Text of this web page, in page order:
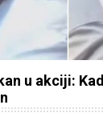
u akciji: